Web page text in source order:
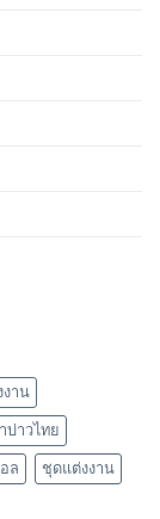
งาน
บ่าวไทย
ล ชุดแต่งงาน